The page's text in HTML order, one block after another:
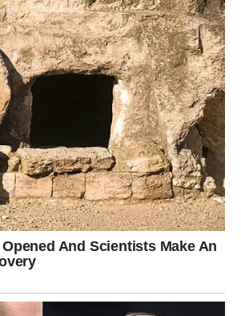
stabilnost i napredak
dogovora
sigurnost.